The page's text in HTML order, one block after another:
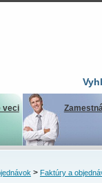
veci
> Faktúry a